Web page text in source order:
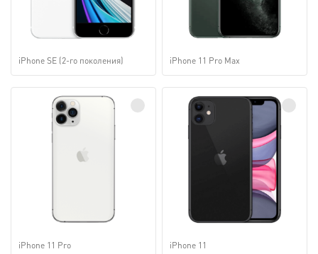
iPhone SE (2-го поколения) iPhone 11 Pro Max
iPhone 11 Pro iPhone 11